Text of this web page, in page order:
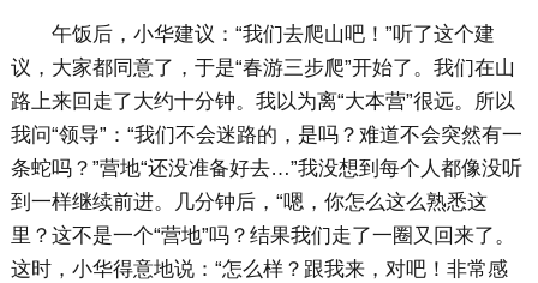
午饭后，小华建议：“我们去爬山吧！”听了这个建
议，大家都同意了，于是“春游三步爬”开始了。我们在山
路上来回走了大约十分钟。我以为离“大本营”很远。所以
我问“领导”：“我们不会迷路的，是吗？难道不会突然有一
条蛇吗？”营地“还没准备好去…”我没想到每个人都像没听
到一样继续前进。几分钟后，“嗯，你怎么这么熟悉这
里？这不是一个“营地”吗？结果我们走了一圈又回来了。
这时，小华得意地说：“怎么样？跟我来，对吧！非常感